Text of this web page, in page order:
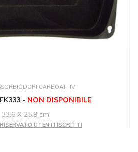
CARBOATTIVI
FK333 - NON DISPONIBILE
33.6 X 25.9 cm.
RISERVATO UTENTI ISCRITTI